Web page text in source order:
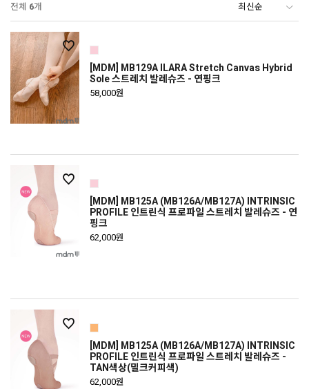
전체 6개
[MDM] MB129A ILARA Stretch Canvas Hybrid
Sole 스트레치 발레슈즈 - 연핑크
58,000원
[MDM] MB125A (MB126A/MB127A) INTRINSIC
PROFILE 인트린식 프로파일 스트레치 발레슈즈 - 연
핑크
62,000원
[MDM] MB125A (MB126A/MB127A) INTRINSIC
PROFILE 인트린식 프로파일 스트레치 발레슈즈 -
TAN색상(밀크커피색)
62,000원